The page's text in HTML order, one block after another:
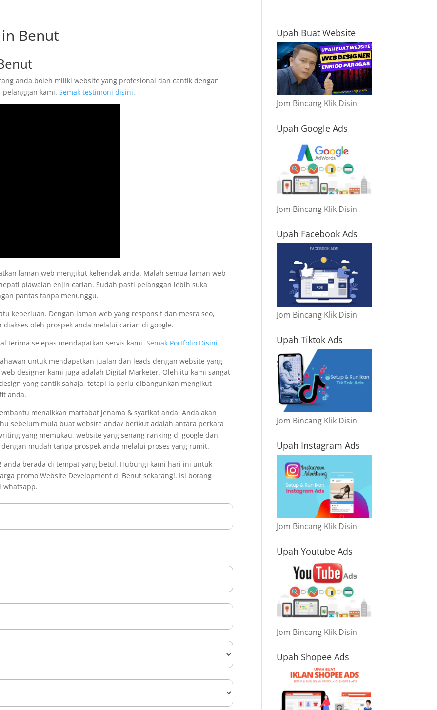
Benut
anda boleh miliki website yang profesional dan cantik dengan
pelanggan kami.Semak testimoni disini.
laman web mengikut kehendak anda. Malah semua laman web
piawaian enjin carian. Sudah pasti pelanggan lebih suka
pantas tanpa menunggu.
keperluan. Dengan laman web yang responsif dan mesra seo,
oleh prospek anda melalui carian di google.
terima selepas mendapatkan servis kami.Semak Portfolio Disini.
untuk mendapatkan jualan dan leads dengan website yang
designer kami juga adalah Digital Marketer. Oleh itu kami sangat
yang cantik sahaja, tetapi ia perlu dibangunkan mengikut
anda.
menaikkan martabat jenama & syarikat anda. Anda akan
sebelum mula buat website anda? berikut adalah antara perkara
yang memukau, website yang senang ranking di google dan
mudah tanpa prospek anda melalui proses yang rumit.
anda berada di tempat yang betul. Hubungi kami hari ini untuk
promo Website Development di Benut sekarang!. Isi borang
whatsapp.
Upah Buat Website
Jom Bincang Klik Disini
Upah Google Ads
Jom Bincang Klik Disini
Upah Facebook Ads
Jom Bincang Klik Disini
Upah Tiktok Ads
Jom Bincang Klik Disini
Upah Instagram Ads
Jom Bincang Klik Disini
Upah Youtube Ads
Jom Bincang Klik Disini
Upah Shopee Ads